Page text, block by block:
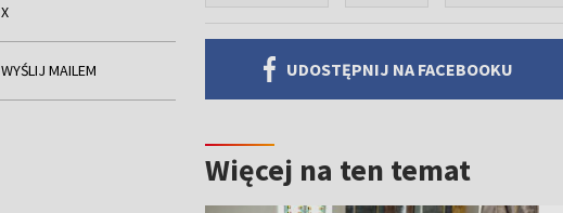
X
WYŚLIJ MAILEM UDOSTĘPNIJ NA FACEBOOKU
Więcej na ten temat